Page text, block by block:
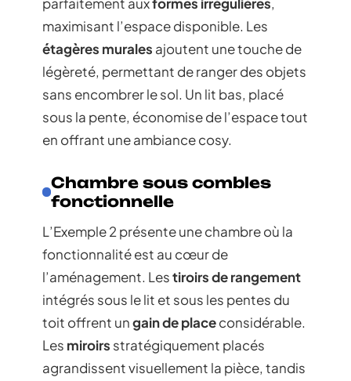
maximisant l’espace disponible. Les
étagères murales ajoutent une touche de
légèreté, permettant de ranger des objets
sans encombrer le sol. Un lit bas, placé
sous la pente, économise de l’espace tout
en offrant une ambiance cosy.
Chambre sous combles
fonctionnelle
L’Exemple 2 présente une chambre où la
fonctionnalité est au cœur de
l’aménagement. Lestiroirs de rangement
intégrés sous le lit et sous les pentes du
toit offrent ungain de placeconsidérable.
Les miroirs stratégiquement placés
agrandissent visuellement la pièce, tandis